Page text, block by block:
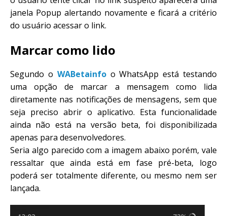
janela Popup alertando novamente e ficará a critério
do usuário acessar o link.
Marcar como lido
Segundo o WABetainfoo WhatsApp está testando
uma opção de marcar a mensagem como lida
diretamente nas notificações de mensagens, sem que
seja preciso abrir o aplicativo. Esta funcionalidade
ainda não está na versão beta, foi disponibilizada
apenas para desenvolvedores.
Seria algo parecido com a imagem abaixo porém, vale
ressaltar que ainda está em fase pré-beta, logo
poderá ser totalmente diferente, ou mesmo nem ser
lançada.